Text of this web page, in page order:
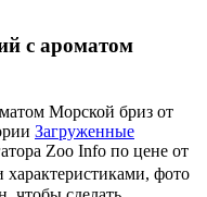
с ароматом
Морской бриз от
Загруженные
Zoo Info по цене от
фото